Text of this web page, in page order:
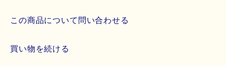
この商品について問い合わせる
買い物を続ける